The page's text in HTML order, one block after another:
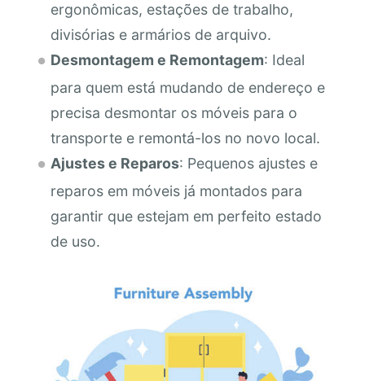
ergonômicas, estações de trabalho,
divisórias e armários de arquivo.
Desmontagem e Remontagem: Ideal
para quem está mudando de endereço e
precisa desmontar os móveis para o
transporte e remontá-los no novo local.
Ajustes e Reparos: Pequenos ajustes e
reparos em móveis já montados para
garantir que estejam em perfeito estado
de uso.